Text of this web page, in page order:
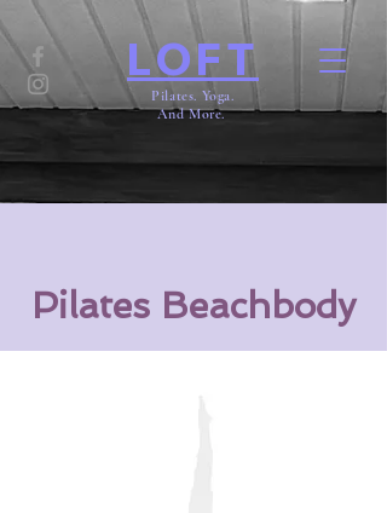
LOFT
Pilates. Yoga.
And More.
Pilates Beachbody